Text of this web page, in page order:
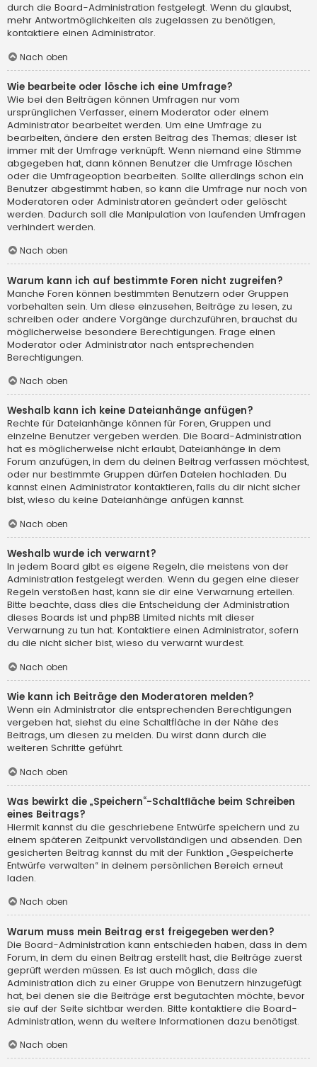
durch die Board-Administration festgelegt. Wenn du glaubst,
mehr Antwortmöglichkeiten als zugelassen zu benötigen,
kontaktiere einen Administrator.
Nach oben
Wie bearbeite oder lösche ich eine Umfrage?
Wie bei den Beiträgen können Umfragen nur vom
ursprünglichen Verfasser, einem Moderator oder einem
Administrator bearbeitet werden. Um eine Umfrage zu
bearbeiten, ändere den ersten Beitrag des Themas; dieser ist
immer mit der Umfrage verknüpft. Wenn niemand eine Stimme
abgegeben hat, dann können Benutzer die Umfrage löschen
oder die Umfrageoption bearbeiten. Sollte allerdings schon ein
Benutzer abgestimmt haben, so kann die Umfrage nur noch von
Moderatoren oder Administratoren geändert oder gelöscht
werden. Dadurch soll die Manipulation von laufenden Umfragen
verhindert werden.
Nach oben
Warum kann ich auf bestimmte Foren nicht zugreifen?
Manche Foren können bestimmten Benutzern oder Gruppen
vorbehalten sein. Um diese einzusehen, Beiträge zu lesen, zu
schreiben oder andere Vorgänge durchzuführen, brauchst du
möglicherweise besondere Berechtigungen. Frage einen
Moderator oder Administrator nach entsprechenden
Berechtigungen.
Nach oben
Weshalb kann ich keine Dateianhänge anfügen?
Rechte für Dateianhänge können für Foren, Gruppen und
einzelne Benutzer vergeben werden. Die Board-Administration
hat es möglicherweise nicht erlaubt, Dateianhänge in dem
Forum anzufügen, in dem du deinen Beitrag verfassen möchtest,
oder nur bestimmte Gruppen dürfen Dateien hochladen. Du
kannst einen Administrator kontaktieren, falls du dir nicht sicher
bist, wieso du keine Dateianhänge anfügen kannst.
Nach oben
Weshalb wurde ich verwarnt?
In jedem Board gibt es eigene Regeln, die meistens von der
Administration festgelegt werden. Wenn du gegen eine dieser
Regeln verstoßen hast, kann sie dir eine Verwarnung erteilen.
Bitte beachte, dass dies die Entscheidung der Administration
dieses Boards ist und phpBB Limited nichts mit dieser
Verwarnung zu tun hat. Kontaktiere einen Administrator, sofern
du die nicht sicher bist, wieso du verwarnt wurdest.
Nach oben
Wie kann ich Beiträge den Moderatoren melden?
Wenn ein Administrator die entsprechenden Berechtigungen
vergeben hat, siehst du eine Schaltfläche in der Nähe des
Beitrags, um diesen zu melden. Du wirst dann durch die
weiteren Schritte geführt.
Nach oben
Was bewirkt die „Speichern“-Schaltfläche beim Schreiben
eines Beitrags?
Hiermit kannst du die geschriebene Entwürfe speichern und zu
einem späteren Zeitpunkt vervollständigen und absenden. Den
gesicherten Beitrag kannst du mit der Funktion „Gespeicherte
Entwürfe verwalten“ in deinem persönlichen Bereich erneut
laden.
Nach oben
Warum muss mein Beitrag erst freigegeben werden?
Die Board-Administration kann entschieden haben, dass in dem
Forum, in dem du einen Beitrag erstellt hast, die Beiträge zuerst
geprüft werden müssen. Es ist auch möglich, dass die
Administration dich zu einer Gruppe von Benutzern hinzugefügt
hat, bei denen sie die Beiträge erst begutachten möchte, bevor
sie auf der Seite sichtbar werden. Bitte kontaktiere die Board-
Administration, wenn du weitere Informationen dazu benötigst.
Nach oben